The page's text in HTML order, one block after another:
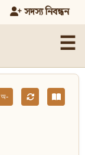
সদস্য নিবন্ধন
☰
অ-